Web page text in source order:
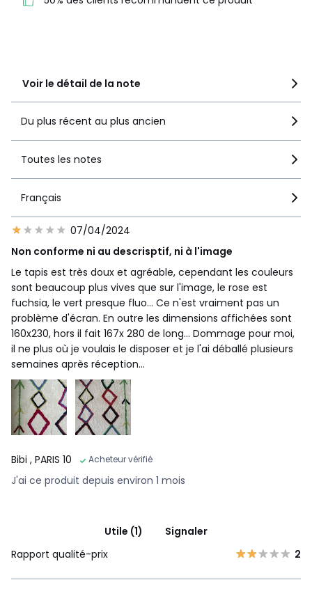
Voir le détail de la note
Du plus récent au plus ancien
Toutes les notes
Français
07/04/2024
Non conforme ni au descrisptif, ni à l'image
Le tapis est très doux et agréable, cependant les couleurs
sont beaucoup plus vives que sur l'image, le rose est
fuchsia, le vert presque fluo... Ce n'est vraiment pas un
problème d'écran. En outre les dimensions affichées sont
160x230, hors il fait 167x 280 de long... Dommage pour moi,
il ne plus où je voulais le disposer et je l'ai déballé plusieurs
semaines après réception...
Bibi , PARIS 10 Acheteur vérifié
J'ai ce produit depuis environ 1 mois
Utile (1)
Signaler
Rapport qualité-prix
2